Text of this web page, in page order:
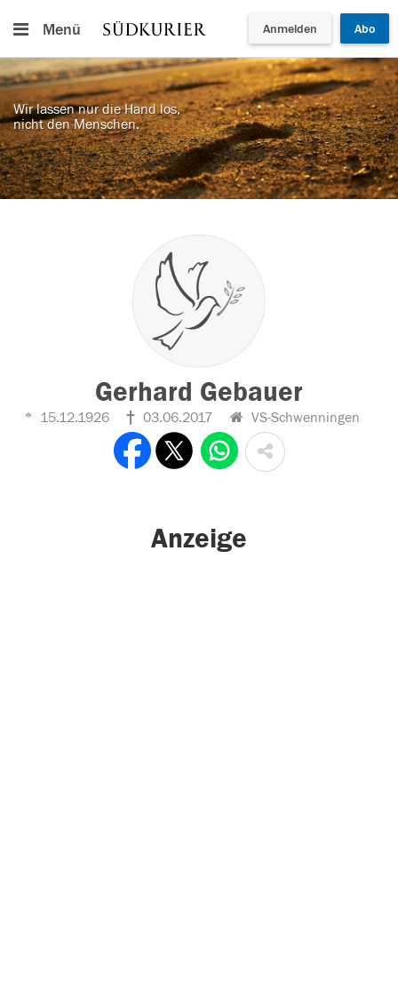
Menü Anmelden Abo
Wir lassen nur die Hand los,
nicht den Menschen.
Gerhard Gebauer
15.12.1926 03.06.2017 VS-Schwenningen
Anzeige